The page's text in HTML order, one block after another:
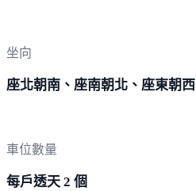
坐向
座北朝南、座南朝北、座東朝西
車位數量
每戶透天 2 個